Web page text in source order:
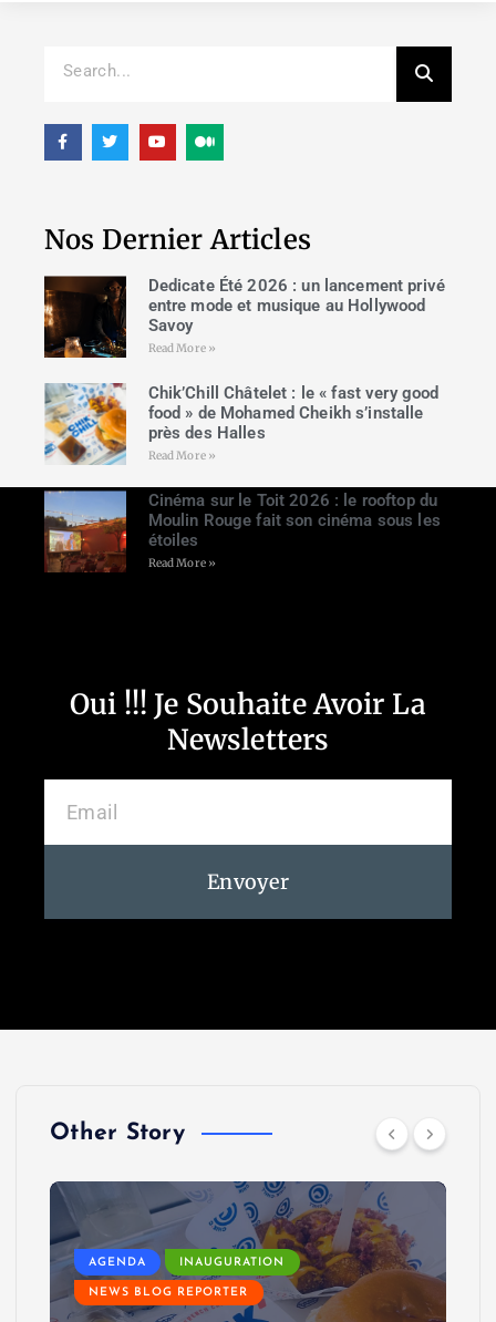
Nos Dernier Articles
Dedicate Été 2026 : un lancement privé
entre mode et musique au Hollywood
Savoy
Read More »
Chik’Chill Châtelet : le « fast very good
food » de Mohamed Cheikh s’installe
près des Halles
Read More »
Cinéma sur le Toit 2026 : le rooftop du
Moulin Rouge fait son cinéma sous les
étoiles
Read More »
Oui !!! Je Souhaite Avoir La
Newsletters
Envoyer
Other Story
AGENDA INAUGURATION
NEWS BLOG REPORTER